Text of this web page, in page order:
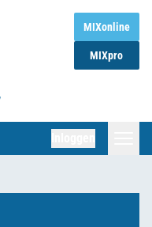
MIXonline
MIXpro